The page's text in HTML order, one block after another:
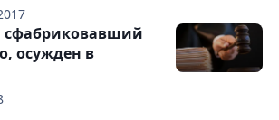
сфабриковавший
осужден в